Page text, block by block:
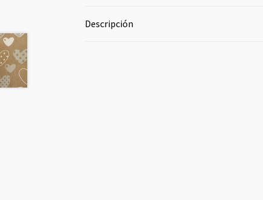
Descripción